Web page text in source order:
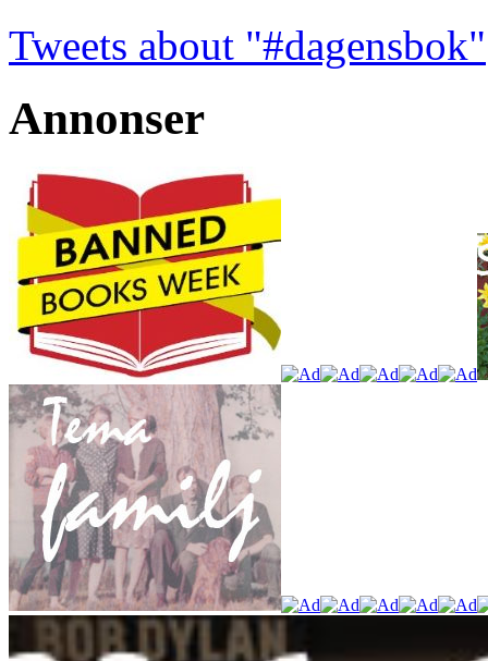
Tweets about "#dagensbok"
Annonser